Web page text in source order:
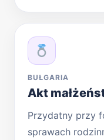
BUŁGARIA
Akt
Przydatny przy
sprawach